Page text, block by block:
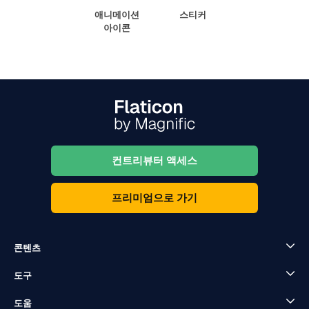
애니메이션
아이콘
스티커
컨트리뷰터 액세스
프리미엄으로 가기
콘텐츠
도구
도움